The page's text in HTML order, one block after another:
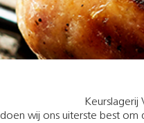
wij ons uiterste best